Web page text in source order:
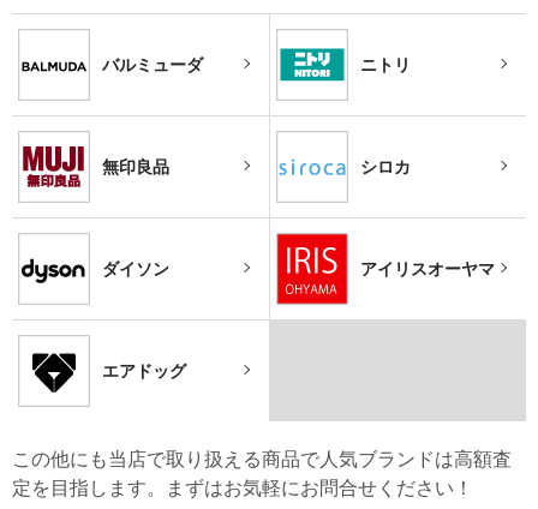
バルミューダ ニトリ
無印良品 シロカ
ダイソン アイリスオーヤマ
エアドッグ
この他にも当店で取り扱える商品で人気ブランドは高額査
定を目指します。まずはお気軽にお問合せください！